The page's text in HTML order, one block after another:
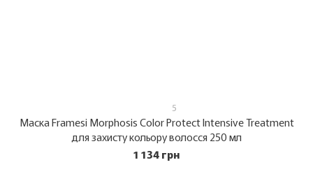
5
Маска Framesi Morphosis Color Protect Intensive Treatment
для захисту кольору волосся 250 мл
1 134 грн